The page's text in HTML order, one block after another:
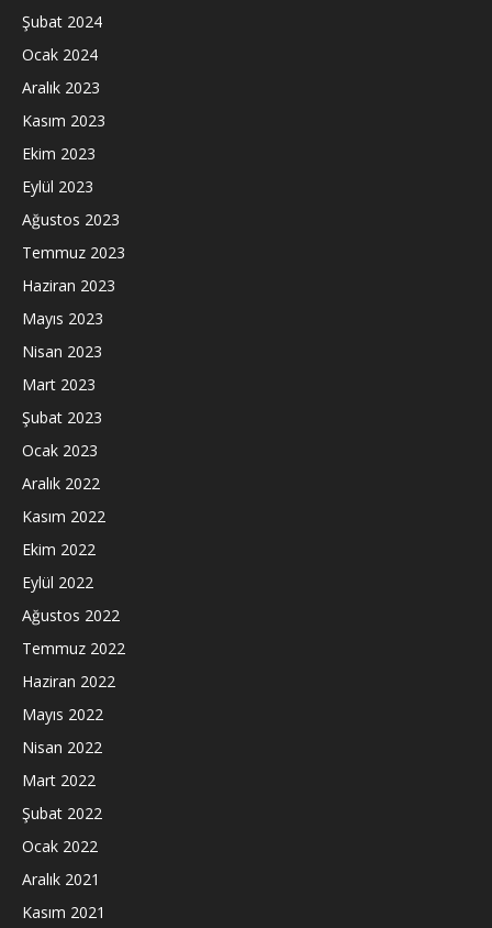
Şubat 2024
Ocak 2024
Aralık 2023
Kasım 2023
Ekim 2023
Eylül 2023
Ağustos 2023
Temmuz 2023
Haziran 2023
Mayıs 2023
Nisan 2023
Mart 2023
Şubat 2023
Ocak 2023
Aralık 2022
Kasım 2022
Ekim 2022
Eylül 2022
Ağustos 2022
Temmuz 2022
Haziran 2022
Mayıs 2022
Nisan 2022
Mart 2022
Şubat 2022
Ocak 2022
Aralık 2021
Kasım 2021